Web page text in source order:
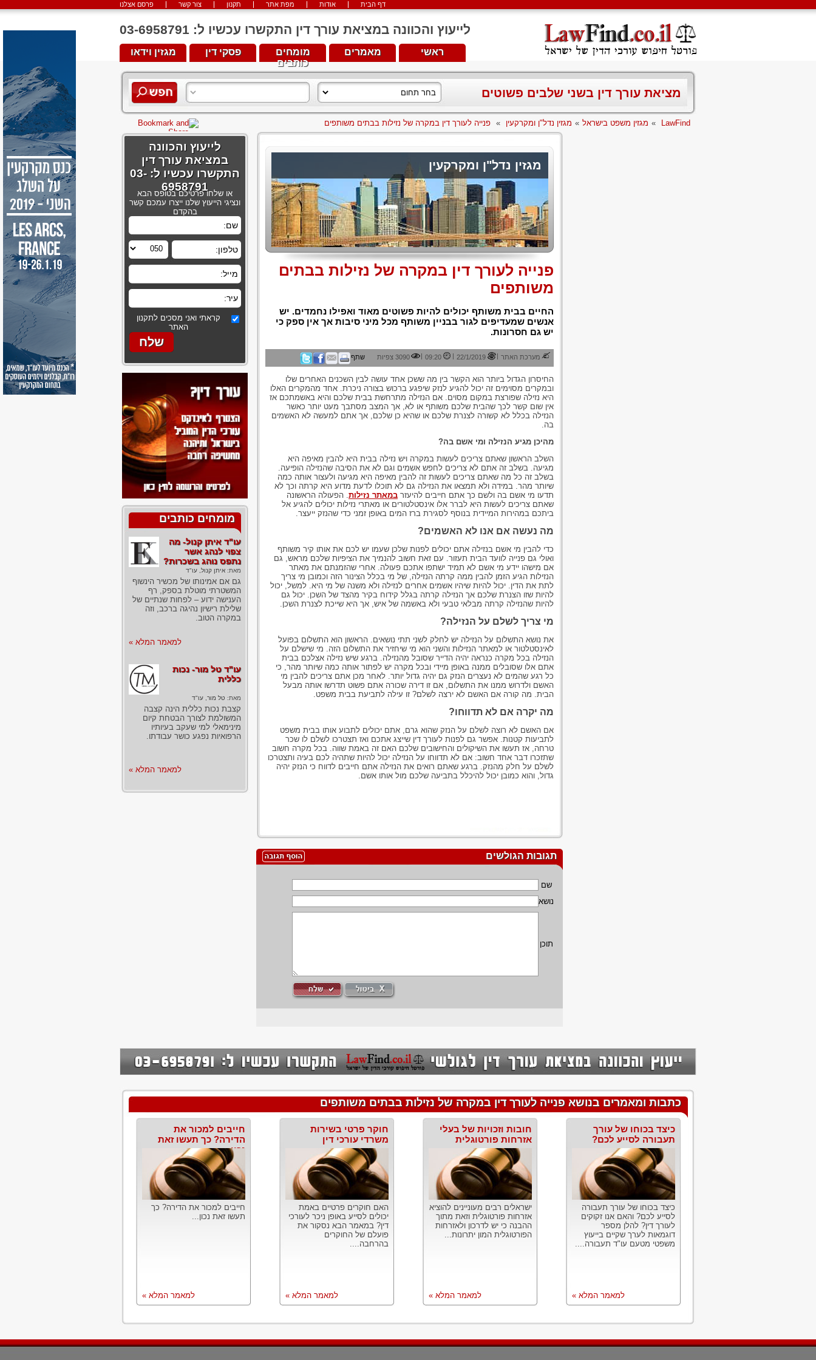
פרסם אצלנו צור קשר תקנון מפת אתר אודות דף הבית
לייעוץ והכוונה במציאת עורך דין התקשרו עכשיו ל: 03-6958791
מגזין וידאו פסקי דין
מומחים
כותבים
מאמרים ראשי
מציאת עורך דין בשני שלבים פשוטים
LawFind
» מגזין משפט בישראל » מגזין נדל"ן ומקרקעין » פנייה לעורך דין במקרה של נזילות בבתים משותפים
מגזין נדל"ן ומקרקעין
פנייה לעורך דין במקרה של נזילות בבתים
משותפים
החיים בבית משותף יכולים להיות פשוטים מאוד ואפילו נחמדים. יש
אנשים שמעדיפים לגור בבניין משותף מכל מיני סיבות אך אין ספק כי
יש גם חסרונות.
מערכת האתר |
22/1/2019
|
09:20
| 3090 צפיות שתף
החיסרון הגדול ביותר הוא הקשר בין מה ששכן אחד עושה לבין השכנים האחרים שלו
ובמקרים מסוימים זה יכול להגיע לנזק שיפגע ברכוש בצורה ניכרת. אחד מהמקרים האלו
היא נזילה שפורצת במקום מסוים. אם הנזילה מתרחשת בבית שלכם והיא באשמתכם אז
אין שום קשר לכך שהבית שלכם משותף או לא, אך המצב מסתבך מעט יותר כאשר
הנזילה בכלל לא קשורה לצנרת שלכם או שהיא כן שלכם, אך אתם למעשה לא האשמים
בה.
מהיכן מגיע הנזילה ומי אשם בה?
השלב הראשון שאתם צריכים לעשות במקרה ויש נזילה בבית היא להבין מאיפה היא
מגיעה. בשלב זה אתם לא צריכים לחפש אשמים וגם לא את הסיבה שהנזילה הופיעה.
בשלב זה כל מה שאתם צריכים לעשות זה להבין מאיפה היא מגיעה ולעצור אותה כמה
שיותר מהר. במידה ולא תמצאו את הנזילה גם לא תוכלו לדעת מדוע היא קרתה וכך לא
תדעו מי אשם בה ולשם כך אתם חייבים להיעזר במאתר נזילות. הפעולה הראשונה
שאתם צריכים לעשות היא לברר אלו אינסטלטורים או מאתרי נזילות יכולים להגיע אל
ביתכם במהירות המיידית בנוסף לסגירת ברז המים באופן זמני כדי שהנזק ייעצר.
מה נעשה אם אנו לא האשמים?
כדי להבין מי אשם בנזילה אתם יכולים לפנות שלכן שעמו יש לכם את אותו קיר משותף
ואולי גם פנייה לוועד הבית תעזור. עם זאת חשוב להנמיך את הציפיות שלכם מראש, גם
אם מישהו יידע מי אשם לא תמיד ישתפו אתכם פעולה. אחרי שהזמנתם את מאתר
הנזילות הגיע הזמן להבין ממה קרתה הנזילה, של מי בכלל הצינור הזה וכמובן מי צריך
לתת את הדין. יכול להיות שיהיו אשמים אחרים לנזילה ולא משנה של מי היא. למשל, יכול
להיות שזו הצנרת שלכם אך הנזילה קרתה בגלל קידוח בקיר מהצד של השכן. יכול גם
להיות שהנזילה קרתה מבלאי טבעי ולא באשמה של איש, אך היא שייכת לצנרת השכן.
מי צריך לשלם על הנזילה?
את נושא התשלום על הנזילה יש לחלק לשני תתי נושאים. הראשון הוא התשלום בפועל
לאינסטלטור או למאתר הנזילות והשני הוא מי שיחזיר את התשלום הזה. מי שישלם על
הנזילה בכל מקרה כנראה יהיה הדייר שסובל מהנזילה. ברגע שיש נזילה אצלכם בבית
אתם אלו שסובלים ממנה באופן מיידי ובכל מקרה יש לפתור אותה כמה שיותר מהר, כי
כל רגע שהמים לא נעצרים הנזק גם יהיה גדול יותר. לאחר מכן אתם צריכים להבין מי
האשם ולדרוש ממנו את התשלום, אם זו דירה שכורה אתם פשוט תדרשו אותה מבעל
הבית. מה קורה אם האשם לא ירצה לשלם? זו עילה לתביעת בבית משפט.
מה יקרה אם לא תדווחו?
אם האשם לא רוצה לשלם על הנזק שהוא גרם, אתם יכולים לתבוע אותו בבית משפט
לתביעות קטנות. אפשר גם לפנות לעורך דין שייצג אתכם ואז תצטרכו לשלם לו שכר
טרחה, אז תעשו את השיקולים והחישובים שלכם האם זה באמת שווה. בכל מקרה חשוב
שתזכרו דבר אחד חשוב: אם לא תדווחו על הנזילה יכול להיות שתהיה לכם בעיה ותצטרכו
לשלם על חלק מהנזק. ברגע שאתם רואים את הנזילה אתם חייבים לדווח כי הנזק יהיה
גדול, והוא כמובן יכול להיכלל בתביעה שלכם מול אותו אשם.
תגובות הגולשים
שם
נושא
תוכן
לייעוץ והכוונה
במציאת עורך דין
התקשרו עכשיו ל: 03-
6958791
או שלחו פרטיכם בטופס הבא
ונציגי הייעוץ שלנו ייצרו עמכם קשר
בהקדם
קראתי ואני מסכים לתקנון
האתר
מומחים כותבים
עו"ד איתן קנול- מה
צפוי לנהג אשר
נתפס נוהג בשכרות?
מאת: איתן קנול, עו"ד
גם אם אמינותו של מכשיר הינשוף
המשטרתי מוטלת בספק, רף
הענישה ידוע – לפחות שנתיים של
שלילת רישיון נהיגה ברכב, וזה
במקרה הטוב.
למאמר המלא »
עו"ד טל מור- נכות
כללית
מאת: טל מור, עו"ד
קצבת נכות כללית הינה קצבה
המשולמת לצורך הבטחת קיום
מינימאלי למי שעקב בעיותיו
הרפואיות נפגע כושר עבודתו.
למאמר המלא »
כתבות ומאמרים בנושא פנייה לעורך דין במקרה של נזילות בבתים משותפים
כיצד בכוחו של עורך
תעבורה לסייע לכם?
כיצד בכוחו של עורך תעבורה
לסייע לכם? והאם אנו זקוקים
לעורך דין? להלן מספר
דוגמאות לערך שקיים בייעוץ
משפטי מטעם עו"ד תעבורה....
למאמר המלא »
חובות וזכויות של בעלי
אזרחות פורטוגלית
ישראלים רבים מעוניינים להוציא
אזרחות פורטוגלית וזאת מתוך
ההבנה כי יש לדרכון ולאזרחות
הפורטוגלית המון יתרונות...
למאמר המלא »
חוקר פרטי בשירות
משרדי עורכי דין
האם חוקרים פרטיים באמת
יכולים לסייע באופן ניכר לעורכי
דין? במאמר הבא נסקור את
פועלם של החוקרים
בהרחבה....
למאמר המלא »
חייבים למכור את
הדירה? כך תעשו זאת
נכון
חייבים למכור את הדירה? כך
תעשו זאת נכון...
למאמר המלא »